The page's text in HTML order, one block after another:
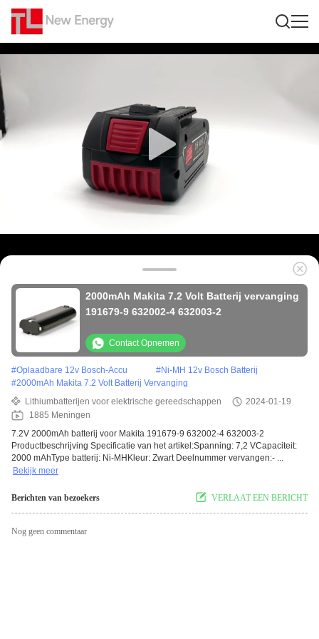
2000mAh Makita 7.2 Volt Batterij vervanging
191679-9 632002-4 632003-2
Contact Opnemen
#Oplaadbare 12v Bosch-Accu #Ni-MH 12v Bosch Batterij
#2000mAh Makita 7.2 Volt Batterij Vervanging
Lithiumbatterijen voor elektrische gereedschappen
2024-01-19
1885 Meningen
7.2V 2000mAh batterij voor Makita 191679-9 632002-4 632003-2
Productbeschrijving Specificatie van het artikel:Spanning: 7,2 VCapaciteit:
2000 mAhType batterij: Ni-MHKleur: Zwart Deelnummer vervangen:- ...
Bekijk meer
Berichten van bezoekers VERLAAT EEN BERICHT
Nog geen commentaar